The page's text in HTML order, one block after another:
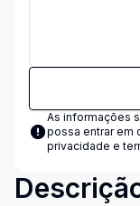
As informações
possa entrar em
privacidade e